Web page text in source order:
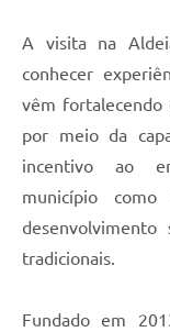
A visita na
conhecer
vêm fortalecendo
por meio da
incentivo ao
município
desenvolvimento
tradicionais.
Fundado em